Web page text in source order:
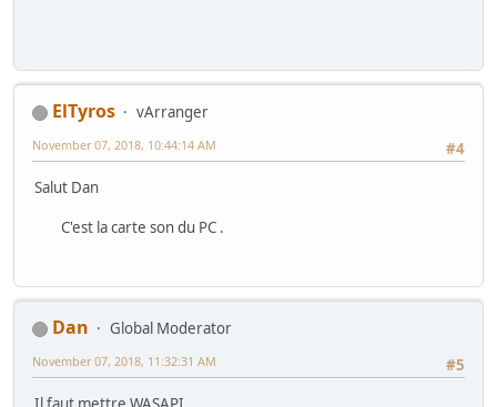
ElTyros
vArranger
#4
November 07, 2018, 10:44:14 AM
Salut Dan
C'est la carte son du PC .
Dan
Global Moderator
#5
November 07, 2018, 11:32:31 AM